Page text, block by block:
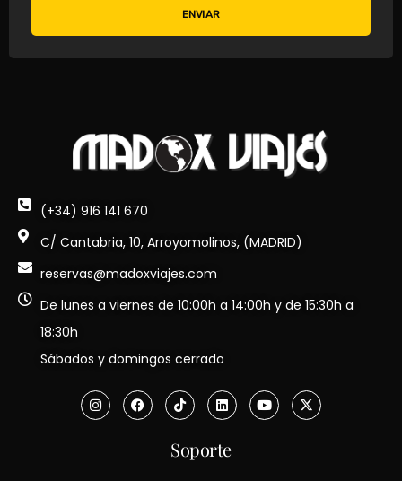
ENVIAR
(+34) 916 141 670
C/ Cantabria, 10, Arroyomolinos, (MADRID)
reservas@madoxviajes.com
De lunes a viernes de 10:00h a 14:00h y de 15:30h a
18:30h
Sábados y domingos cerrado
Soporte